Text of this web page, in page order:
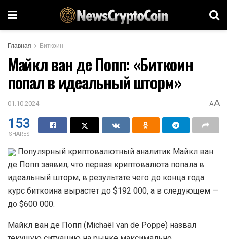
Главная Биткоин
Майкл ван де Попп: «Биткоин
попал в идеальный шторм»
01.10.2024 AA
153
SHARES
Популярный криптовалютный аналитик Майкл ван
де Попп заявил, что первая криптовалюта попала в
идеальный шторм, в результате чего до конца года
курс биткоина вырастет до $192 000, а в следующем —
до $600 000.
Майкл ван де Попп (Michaël van de Poppe) назвал